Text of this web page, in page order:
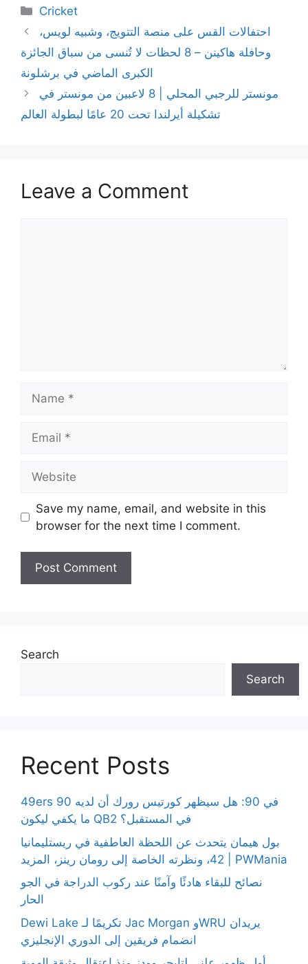
Categories
Cricket
احتفالات القس على منصة التتويج، وشبيه لويس،
وحافلة هاكينن – 8 لحظات لا تُنسى من سباق الجائزة
الكبرى الماضي في برشلونة
مونستر للرجبي المحلي | 8 لاعبين من مونستر في
تشكيلة أيرلندا تحت 20 عامًا لبطولة العالم
Leave a Comment
Save my name, email, and website in this
browser for the next time I comment.
Search
Search
Recent Posts
49ers 90 في 90: هل سيظهر كورتيس رورك أن لديه
ما يكفي ليكون QB2 في المستقبل؟
بول هيمان يتحدث عن اللحظة العاطفية في ريستليمانيا
42، ونظرته الخاصة إلى رومان رينز، المزيد | PWMania
نصائح للبقاء هادئًا وآمنًا عند ركوب الدراجة في الجو
الحار
Dewi Lake تكريمًا لـ Jac Morgan وWRU يريدان
انضمام فريقين إلى الدوري الإنجليزي